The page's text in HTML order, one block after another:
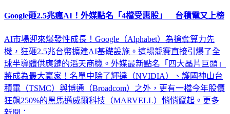
Google砸2.5兆瘋AI！外媒點名「4檔受惠股」 台積電又上榜
AI市場迎來爆發性成長！Google（Alphabet）為搶奪算力先
機，狂砸2.5兆台幣擴建AI基礎設施。這場競賽直接引爆了全
球半導體供應鏈的滔天商機。外媒最新點名「四大晶片巨頭」
將成為最大贏家！名單中除了輝達（NVIDIA）、護國神山台
積電（TSMC）與博通（Broadcom）之外，更有一檔今年股價
狂飆250%的黑馬邁威爾科技（MARVELL）悄悄竄起。更多